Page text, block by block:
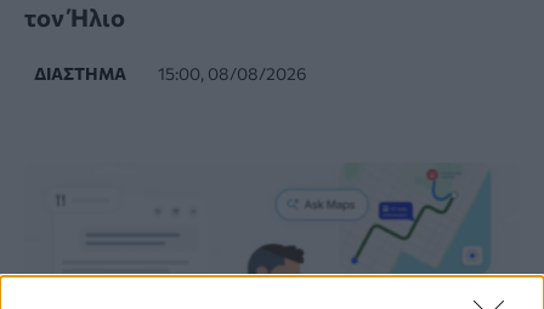
τον Ήλιο
ΔΙΆΣΤΗΜΑ 15:00, 08/08/2026